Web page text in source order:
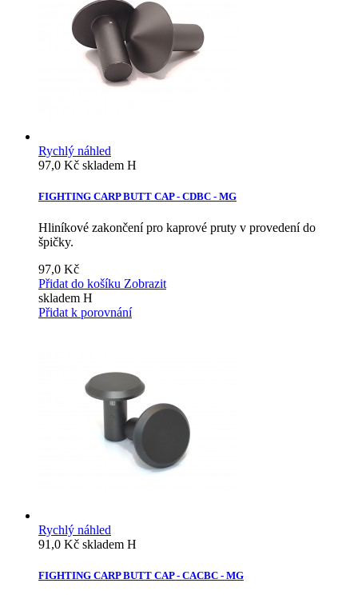
Rychlý náhled
97,0 Kč skladem H
FIGHTING CARP BUTT CAP - CDBC - MG
Hliníkové zakončení pro kaprové pruty v provedení do
špičky.
97,0 Kč
Přidat do košíku Zobrazit
skladem H
Přidat k porovnání
Rychlý náhled
91,0 Kč skladem H
FIGHTING CARP BUTT CAP - CACBC - MG